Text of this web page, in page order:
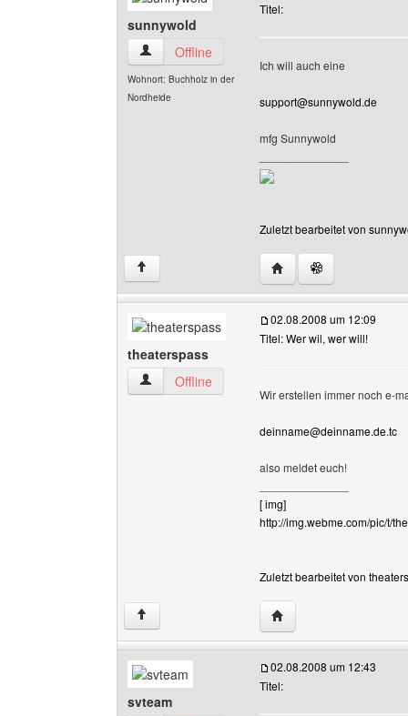
sunnywold
sunnywold Benutzer-Profile anzeigen
Offline
Wohnort: Buchholz in der
Nordheide
Titel:
Ich will auch eine
support@sunnywold.de
mfg Sunnywold
Zuletzt bearbeitet von
↑ Website dieses
theaterspass
theaterspass Benutzer-Profile anzeigen
Offline
02.08.2008 um 12:09
Titel: Wer wil, wer will!
Wir erstellen immer noch e-
deinname@deinname.de.tc
also meldet euch!
[ img]
http://img.webme.com/pic/t/
Zuletzt bearbeitet von
↑ Website dieses
svteam
02.08.2008 um 12:43
Titel: